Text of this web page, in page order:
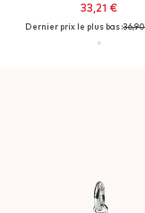
33,21 €
Dernier prix le plus bas :